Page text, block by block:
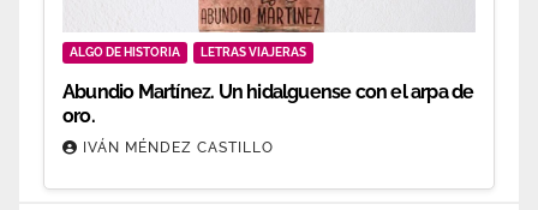
ALGO DE HISTORIA LETRAS VIAJERAS
Abundio Martínez. Un hidalguense con el arpa de
oro.
IVÁN MÉNDEZ CASTILLO